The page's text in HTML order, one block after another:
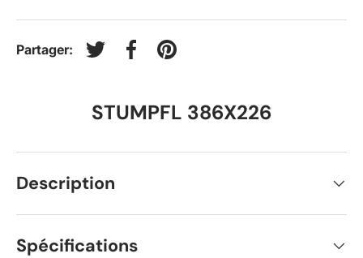
Partager:
Tweeter sur Twitter
Partager sur Facebook
Épingler sur Pinterest
STUMPFL 386X226
Description
Spécifications